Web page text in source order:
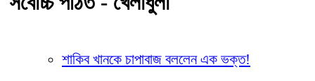
শাকিব খানকে চাপাবাজ বললেন এক ভক্ত!